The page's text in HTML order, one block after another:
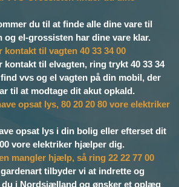
du til at finde alle dine vare til
og el-grossisten har dine vare klar.
kontakt til vagten 40 33 34 00
kontakt til elvagten, ring trykt 40 33 34
find vvs og el vagten på din mobil, der
til at modtage dit akut opkald.
opsat lys, 80 20 20 80 vore elektriker
opsat lys i din bolig eller efterset dit
vore elektriker hjælper dig.
mangler hjælp, så ring 22 22 77 00
tilbyder vi at indrette og
du i Nordsjælland og ønsker et oplæg